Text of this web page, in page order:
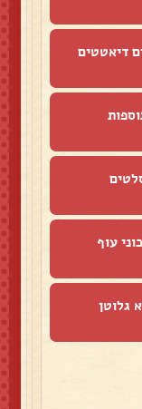
דיאטטים
עוף
גלוטן